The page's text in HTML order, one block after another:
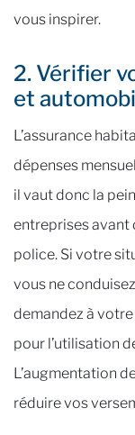
vous inspirer.
2. Vérifier
et
L’assurance
dépenses
il vaut donc la
entreprises avant
police. Si votre
vous ne
demandez à votre
pour l’utilisation
L’augmentation
réduire vos